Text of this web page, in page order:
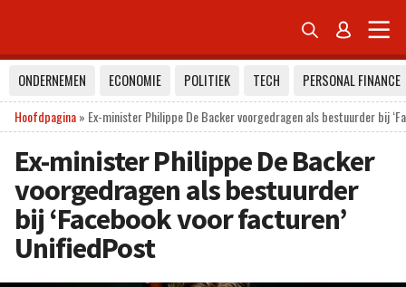
 
ONDERNEMEN ECONOMIE POLITIEK TECH
PERSONAL FINANCE
Hoofdpagina» Ex-minister Philippe De Backer voorgedragen als bestuurder bij
Ex-minister Philippe De Backer
voorgedragen als bestuurder
bij ‘Facebook voor facturen’
UnifiedPost